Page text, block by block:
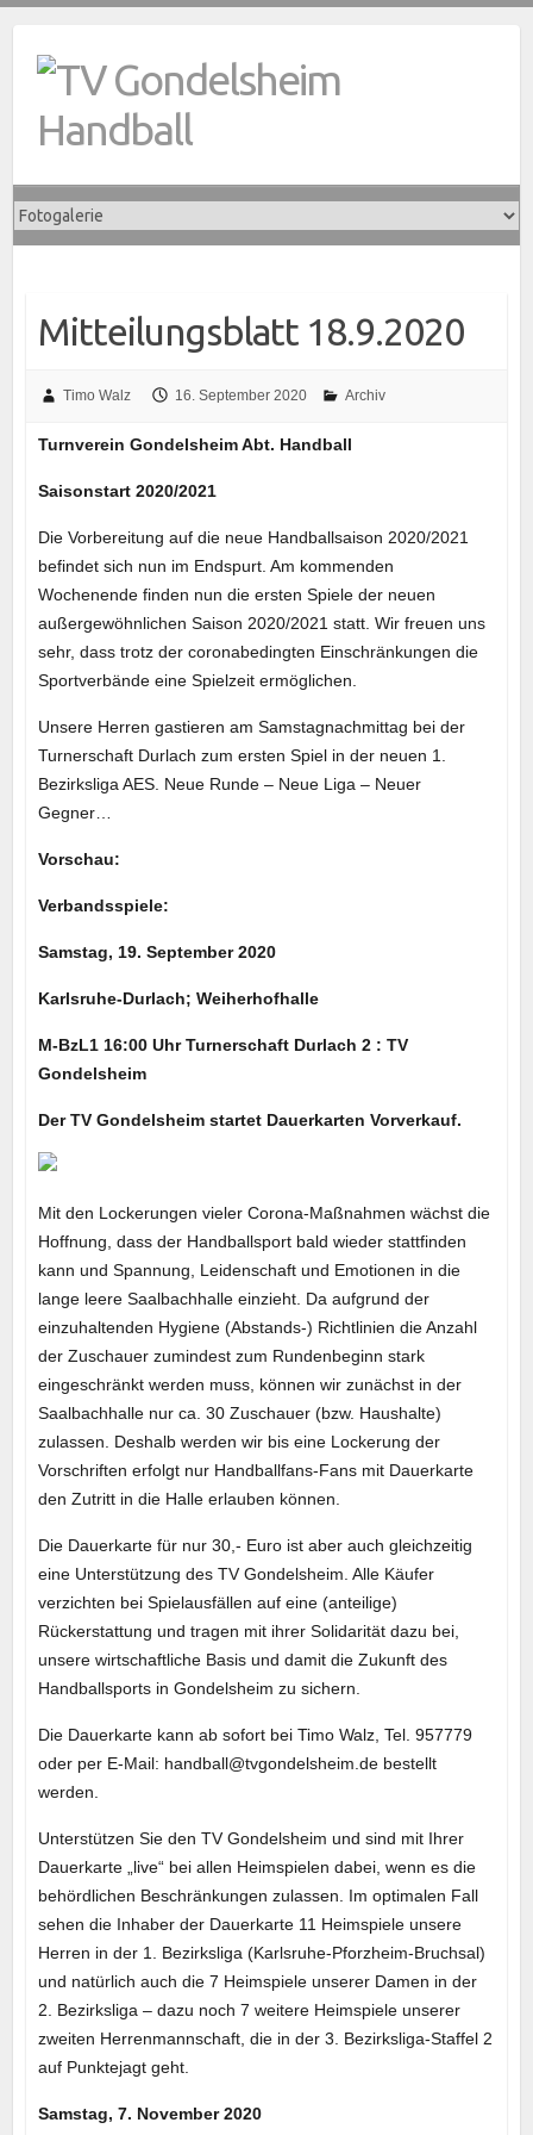
content
Mitteilungsblatt 18.9.2020
Timo Walz 16. September 2020 Archiv
Turnverein Gondelsheim Abt. Handball
Saisonstart 2020/2021
Die Vorbereitung auf die neue Handballsaison 2020/2021
befindet sich nun im Endspurt. Am kommenden
Wochenende finden nun die ersten Spiele der neuen
außergewöhnlichen Saison 2020/2021 statt. Wir freuen uns
sehr, dass trotz der coronabedingten Einschränkungen die
Sportverbände eine Spielzeit ermöglichen.
Unsere Herren gastieren am Samstagnachmittag bei der
Turnerschaft Durlach zum ersten Spiel in der neuen 1.
Bezirksliga AES. Neue Runde – Neue Liga – Neuer
Gegner…
Vorschau:
Verbandsspiele:
Samstag, 19. September 2020
Karlsruhe-Durlach; Weiherhofhalle
M-BzL1 16:00 Uhr Turnerschaft Durlach 2 : TV
Gondelsheim
Der TV Gondelsheim startet Dauerkarten Vorverkauf.
Mit den Lockerungen vieler Corona-Maßnahmen wächst die
Hoffnung, dass der Handballsport bald wieder stattfinden
kann und Spannung, Leidenschaft und Emotionen in die
lange leere Saalbachhalle einzieht. Da aufgrund der
einzuhaltenden Hygiene (Abstands-) Richtlinien die Anzahl
der Zuschauer zumindest zum Rundenbeginn stark
eingeschränkt werden muss, können wir zunächst in der
Saalbachhalle nur ca. 30 Zuschauer (bzw. Haushalte)
zulassen. Deshalb werden wir bis eine Lockerung der
Vorschriften erfolgt nur Handballfans-Fans mit Dauerkarte
den Zutritt in die Halle erlauben können.
Die Dauerkarte für nur 30,- Euro ist aber auch gleichzeitig
eine Unterstützung des TV Gondelsheim. Alle Käufer
verzichten bei Spielausfällen auf eine (anteilige)
Rückerstattung und tragen mit ihrer Solidarität dazu bei,
unsere wirtschaftliche Basis und damit die Zukunft des
Handballsports in Gondelsheim zu sichern.
Die Dauerkarte kann ab sofort bei Timo Walz, Tel. 957779
oder per E-Mail: handball@tvgondelsheim.de bestellt
werden.
Unterstützen Sie den TV Gondelsheim und sind mit Ihrer
Dauerkarte „live“ bei allen Heimspielen dabei, wenn es die
behördlichen Beschränkungen zulassen. Im optimalen Fall
sehen die Inhaber der Dauerkarte 11 Heimspiele unsere
Herren in der 1. Bezirksliga (Karlsruhe-Pforzheim-Bruchsal)
und natürlich auch die 7 Heimspiele unserer Damen in der
2. Bezirksliga – dazu noch 7 weitere Heimspiele unserer
zweiten Herrenmannschaft, die in der 3. Bezirksliga-Staffel 2
auf Punktejagt geht.
Samstag, 7. November 2020